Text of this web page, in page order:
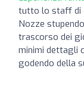
tutto lo staff di
Nozze
trascorso dei
minimi dettagli
godendo della